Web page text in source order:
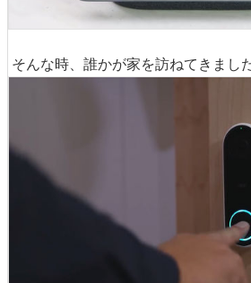
そんな時、誰かが家を訪ねてきました